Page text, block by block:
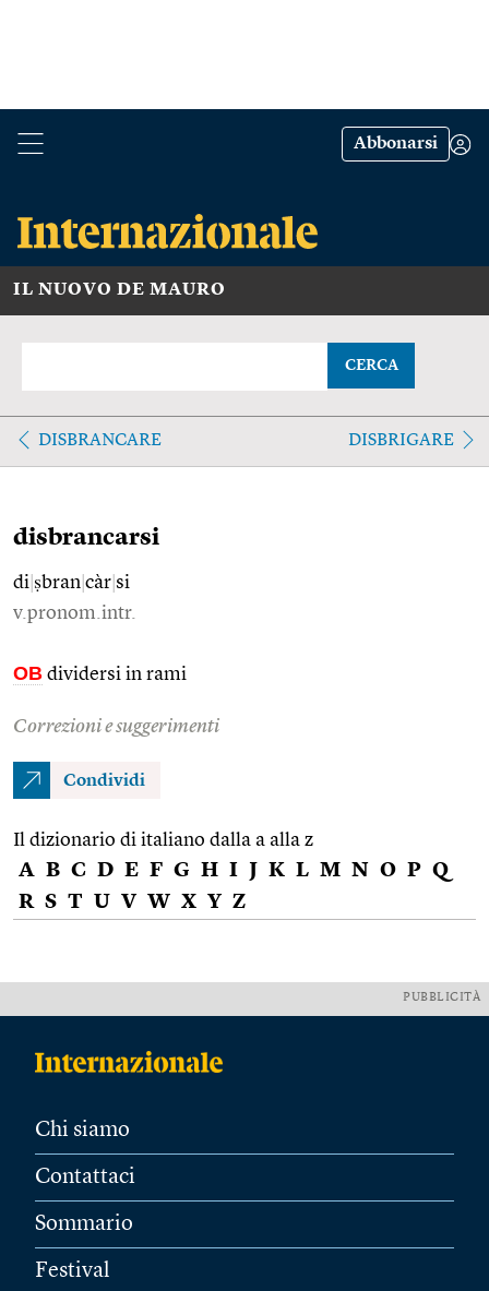
Abbonarsi
IL NUOVO DE MAURO
CERCA
DISBRANCARE DISBRIGARE
disbrancarsi
di ṣbran càr si
v.pronom.intr.
OB dividersi in rami
Correzioni e suggerimenti
Condividi
Il dizionario di italiano dalla a alla z
A B C D E F G H I J K L M N O P Q
R S T U V W X Y Z
PUBBLICITÀ
Chi siamo
Contattaci
Sommario
Festival